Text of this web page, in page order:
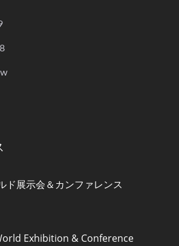
ド展示会＆カンファレンス
Exhibition & Conference